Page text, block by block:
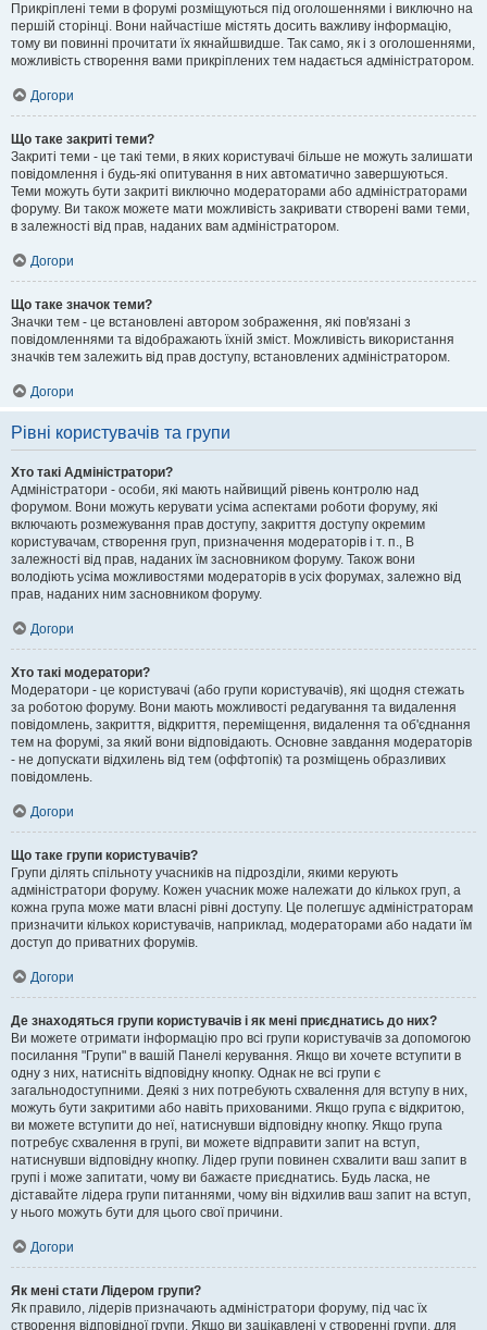
Прикріплені теми в форумі розміщуються під оголошеннями і виключно на
першій сторінці. Вони найчастіше містять досить важливу інформацію,
тому ви повинні прочитати їх якнайшвидше. Так само, як і з оголошеннями,
можливість створення вами прикріплених тем надається адміністратором.
Догори
Що таке закриті теми?
Закриті теми - це такі теми, в яких користувачі більше не можуть залишати
повідомлення і будь-які опитування в них автоматично завершуються.
Теми можуть бути закриті виключно модераторами або адміністраторами
форуму. Ви також можете мати можливість закривати створені вами теми,
в залежності від прав, наданих вам адміністратором.
Догори
Що таке значок теми?
Значки тем - це встановлені автором зображення, які пов'язані з
повідомленнями та відображають їхній зміст. Можливість використання
значків тем залежить від прав доступу, встановлених адміністратором.
Догори
Рівні користувачів та групи
Хто такі Адміністратори?
Адміністратори - особи, які мають найвищий рівень контролю над
форумом. Вони можуть керувати усіма аспектами роботи форуму, які
включають розмежування прав доступу, закриття доступу окремим
користувачам, створення груп, призначення модераторів і т. п., В
залежності від прав, наданих їм засновником форуму. Також вони
володіють усіма можливостями модераторів в усіх форумах, залежно від
прав, наданих ним засновником форуму.
Догори
Хто такі модератори?
Модератори - це користувачі (або групи користувачів), які щодня стежать
за роботою форуму. Вони мають можливості редагування та видалення
повідомлень, закриття, відкриття, переміщення, видалення та об'єднання
тем на форумі, за який вони відповідають. Основне завдання модераторів
- не допускати відхилень від тем (оффтопік) та розміщень образливих
повідомлень.
Догори
Що таке групи користувачів?
Групи ділять спільноту учасників на підрозділи, якими керують
адміністратори форуму. Кожен учасник може належати до кількох груп, а
кожна група може мати власні рівні доступу. Це полегшує адміністраторам
призначити кількох користувачів, наприклад, модераторами або надати їм
доступ до приватних форумів.
Догори
Де знаходяться групи користувачів і як мені приєднатись до них?
Ви можете отримати інформацію про всі групи користувачів за допомогою
посилання "Групи" в вашій Панелі керування. Якщо ви хочете вступити в
одну з них, натисніть відповідну кнопку. Однак не всі групи є
загальнодоступними. Деякі з них потребують схвалення для вступу в них,
можуть бути закритими або навіть прихованими. Якщо група є відкритою,
ви можете вступити до неї, натиснувши відповідну кнопку. Якщо група
потребує схвалення в групі, ви можете відправити запит на вступ,
натиснувши відповідну кнопку. Лідер групи повинен схвалити ваш запит в
групі і може запитати, чому ви бажаєте приєднатись. Будь ласка, не
діставайте лідера групи питаннями, чому він відхилив ваш запит на вступ,
у нього можуть бути для цього свої причини.
Догори
Як мені стати Лідером групи?
Як правило, лідерів призначають адміністратори форуму, під час їх
створення відповідної групи. Якщо ви зацікавлені у створенні групи, для